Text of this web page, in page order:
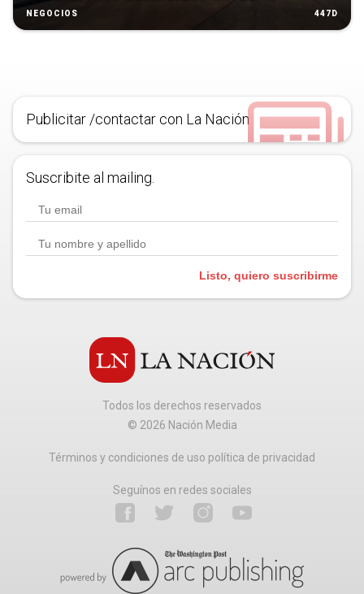
NEGOCIOS 447D
Publicitar /contactar con La Nación
Suscribite al mailing.
Listo, quiero suscribirme
Todos los derechos reservados
© 2026 Nación Media
Términos y condiciones de uso política de privacidad
Seguínos en redes sociales